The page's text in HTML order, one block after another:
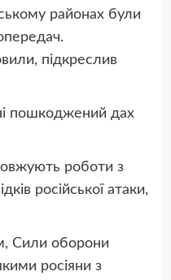
районах були
підкреслив
пошкоджений дах
роботи з
російської атаки,
Сили оборони
росіяни з